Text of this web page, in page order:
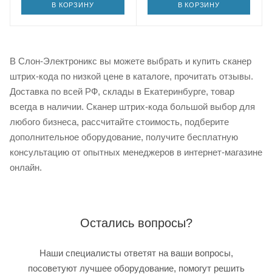
В КОРЗИНУ В КОРЗИНУ
В Слон-Электроникс вы можете выбрать и купить сканер
штрих-кода по низкой цене в каталоге, прочитать отзывы.
Доставка по всей РФ, склады в Екатеринбурге, товар
всегда в наличии. Сканер штрих-кода большой выбор для
любого бизнеса, рассчитайте стоимость, подберите
дополнительное оборудование, получите бесплатную
консультацию от опытных менеджеров в интернет-магазине
онлайн.
Остались вопросы?
Наши специалисты ответят на ваши вопросы,
посоветуют лучшее оборудование, помогут решить